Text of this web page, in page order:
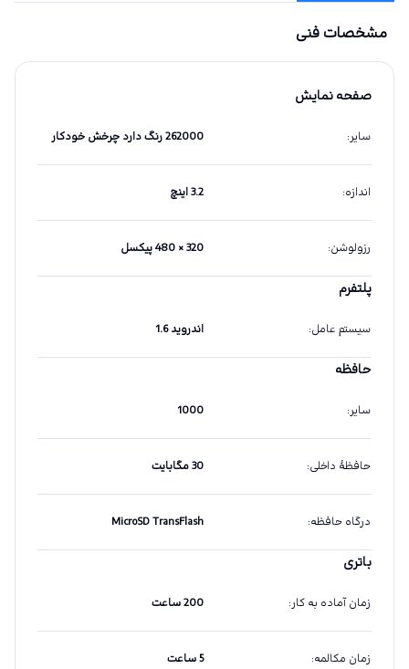
مشخصات فنی
صفحه نمایش
سایر: 262000 رنگ دارد چرخش خودکار
اندازه: 3.2 اینچ
رزولوشن: 320 × 480 پیکسل
پلتفرم
سیستم عامل: اندروید 1.6
حافظه
سایر:
1000
حافظهٔ داخلی: 30 مگابایت
درگاه حافظه:
MicroSD TransFlash
باتری
زمان آماده به کار: 200 ساعت
زمان مکالمه: 5 ساعت